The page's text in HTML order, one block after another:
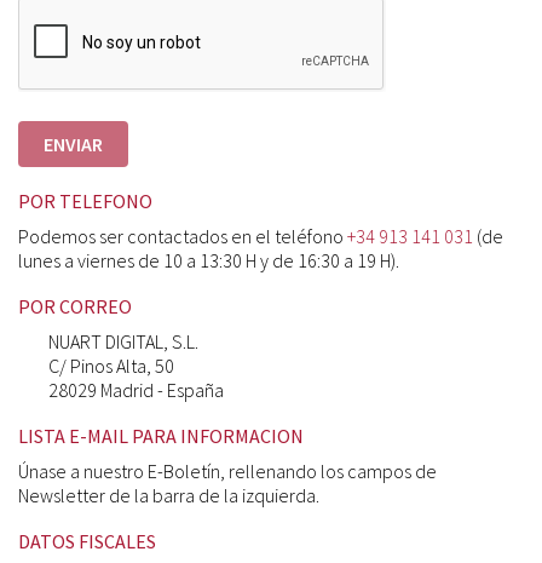
POR TELEFONO
Podemos ser contactados en el teléfono +34 913 141 031 (de
lunes a viernes de 10 a 13:30 H y de 16:30 a 19 H).
POR CORREO
NUART DIGITAL, S.L.
C/ Pinos Alta, 50
28029 Madrid - España
LISTA E-MAIL PARA INFORMACION
Únase a nuestro E-Boletín, rellenando los campos de
Newsletter de la barra de la izquierda.
DATOS FISCALES